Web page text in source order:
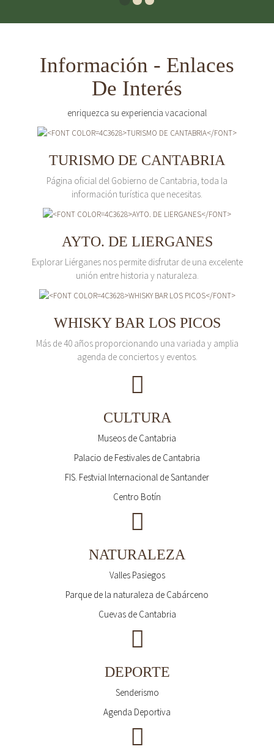
Información - Enlaces
De Interés
enriquezca su experiencia vacacional
TURISMO DE CANTABRIA
Página oficial del Gobierno de Cantabria, toda la
información turística que necesitas.
AYTO. DE LIERGANES
Explorar Liérganes nos permite disfrutar de una excelente
unión entre historia y naturaleza.
WHISKY BAR LOS PICOS
Más de 40 años proporcionando una variada y amplia
agenda de conciertos y eventos.
CULTURA
Museos de Cantabria
Palacio de Festivales de Cantabria
FIS. Festvial Internacional de Santander
Centro Botín
NATURALEZA
Valles Pasiegos
Parque de la naturaleza de Cabárceno
Cuevas de Cantabria
DEPORTE
Senderismo
Agenda Deportiva